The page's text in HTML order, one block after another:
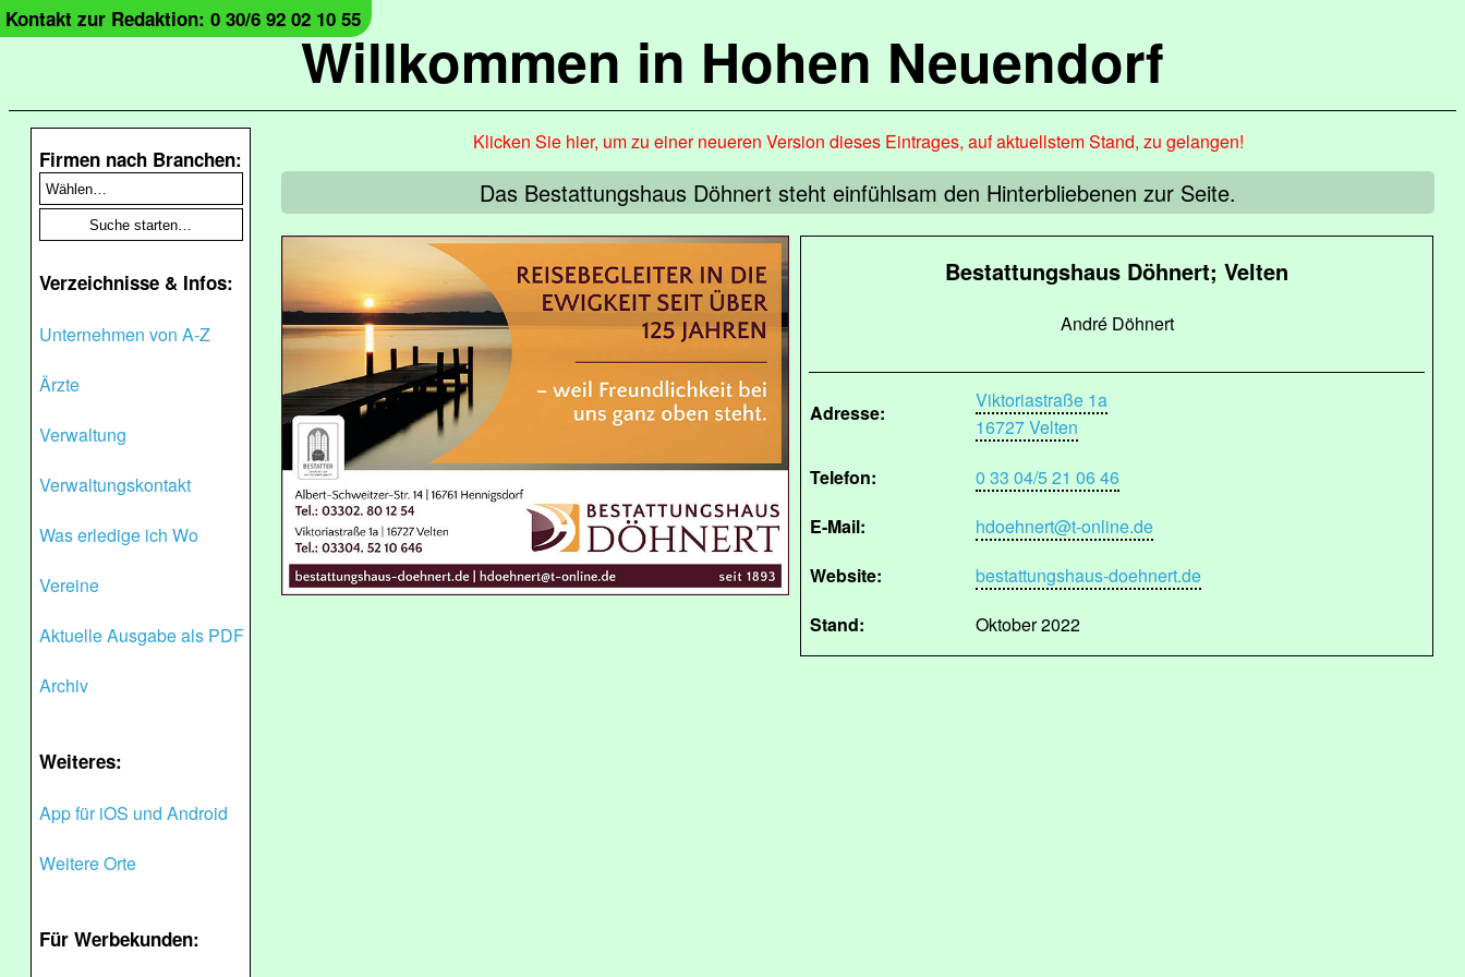
Willkommen in Hohen Neuendorf
Kontakt zur Redaktion: 0 30/6 92 02 10 55
Firmen nach Branchen:
Verzeichnisse & Infos:
Unternehmen von A-Z
Ärzte
Verwaltung
Verwaltungskontakt
Was erledige ich Wo
Vereine
Aktuelle Ausgabe als PDF
Archiv
Weiteres:
App für iOS und Android
Weitere Orte
Für Werbekunden:
Klicken Sie hier, um zu einer neueren Version dieses Eintrages, auf aktuellstem Stand, zu gelangen!
Das Bestattungshaus Döhnert steht einfühlsam den Hinterbliebenen zur Seite.
Bestattungshaus Döhnert; Velten
André Döhnert
Adresse:
Viktoriastraße 1a
16727 Velten
Telefon:
0 33 04/5 21 06 46
E-Mail:
hdoehnert@t-online.de
Website:
bestattungshaus-doehnert.de
Stand:
Oktober 2022